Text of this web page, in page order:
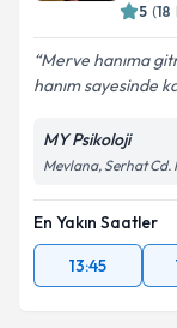
Kişisel
Metni
5 (18
Merve hanıma
hanım sayesinde
MY Psikoloji
Mevlana, Serhat Cd.
En Yakın Saatler
13:45